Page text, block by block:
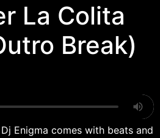
La Colita
Break)
Enigma comes with beats and